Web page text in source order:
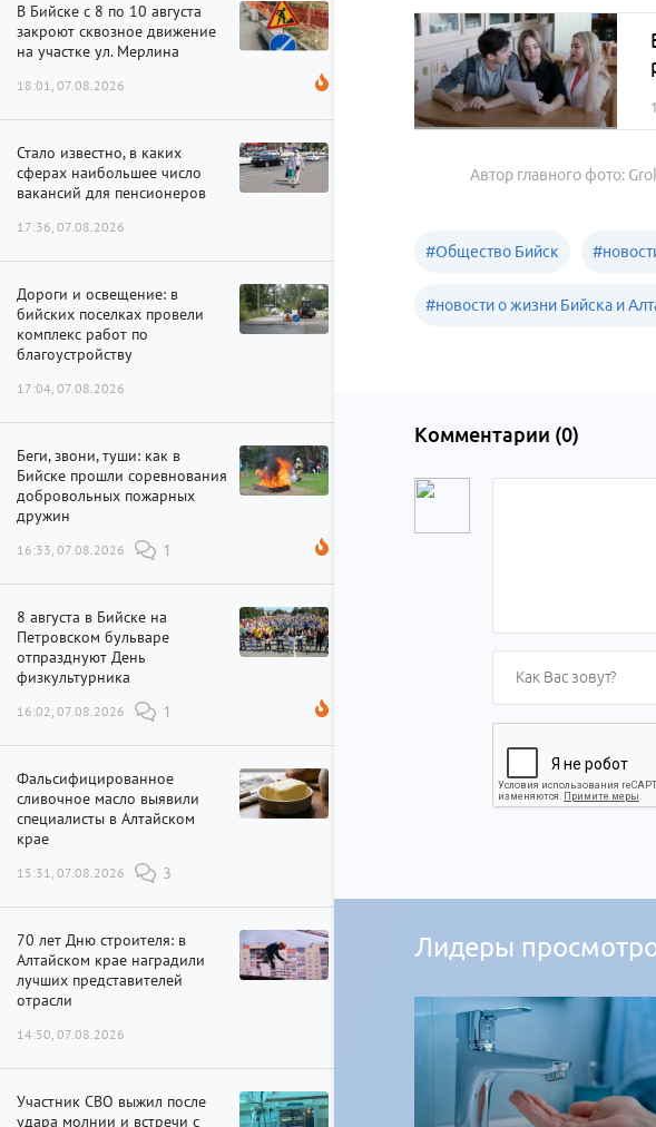
В Бийске с 8 по 10 августа
закроют сквозное движение
на участке ул. Мерлина
18:01, 07.08.2026
Стало известно, в каких
сферах наибольшее число
вакансий для пенсионеров
17:36, 07.08.2026
Дороги и освещение: в
бийских поселках провели
комплекс работ по
благоустройству
17:04, 07.08.2026
Беги, звони, туши: как в
Бийске прошли соревнования
добровольных пожарных
дружин
16:33, 07.08.2026 1
8 августа в Бийске на
Петровском бульваре
отпразднуют День
физкультурника
16:02, 07.08.2026 1
Фальсифицированное
сливочное масло выявили
специалисты в Алтайском
крае
15:31, 07.08.2026 3
70 лет Дню строителя: в
Алтайском крае наградили
лучших представителей
отрасли
14:50, 07.08.2026
Участник СВО выжил после
удара молнии и встречи с
Автор главного фото:
#Общество Бийск #
#новости о жизни Бийска и
Комментарии (0)
Лидеры